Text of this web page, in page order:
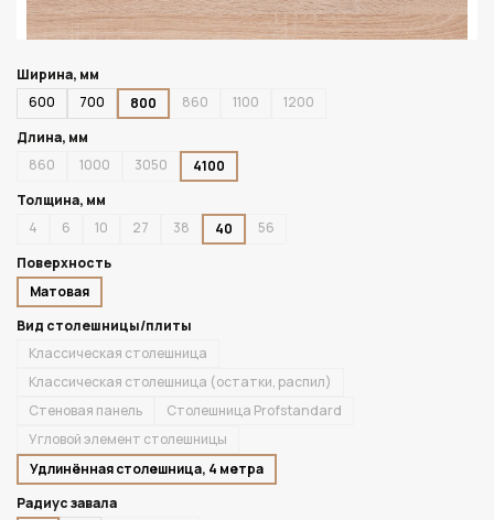
Ширина, мм
600
700 800 860 1100
1200
Длина, мм
860
1000 3050
4100
Толщина, мм
4
6 10 27 38 40
56
Поверхность
Матовая
Вид столешницы/плиты
Классическая столешница
Классическая столешница (остатки, распил)
Стеновая панель
Столешница Profstandard
Угловой элемент столешницы
Удлинённая столешница, 4 метра
Радиус завала